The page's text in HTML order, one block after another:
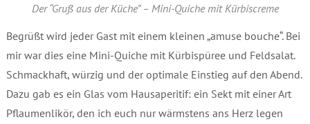
Der “Gruß aus der Küche” – Mini-Quiche mit Kürbiscreme
Begrüßt wird jeder Gast mit einem kleinen „amuse bouche“. Bei
mir war dies eine Mini-Quiche mit Kürbispüree und Feldsalat.
Schmackhaft, würzig und der optimale Einstieg auf den Abend.
Dazu gab es ein Glas vom Hausaperitif: ein Sekt mit einer Art
Pflaumenlikör, den ich euch nur wärmstens ans Herz legen